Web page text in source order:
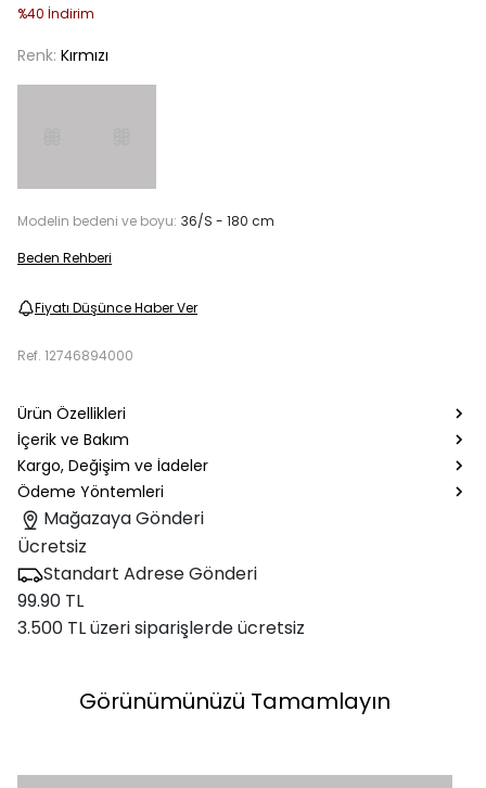
%40 İndirim
Renk: Kırmızı
Modelin bedeni ve boyu: 36/S - 180 cm
Beden Rehberi
Fiyatı Düşünce Haber Ver
Ref. 12746894000
Ürün Özellikleri
İçerik ve Bakım
Kargo, Değişim ve İadeler
Ödeme Yöntemleri
Mağazaya Gönderi
Ücretsiz
Standart Adrese Gönderi
99.90 TL
3.500 TL üzeri siparişlerde ücretsiz
Görünümünüzü Tamamlayın